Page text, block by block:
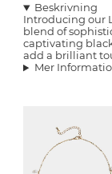
Beskrivning
Introducing our
blend of
captivating
add a brilliant
Mer